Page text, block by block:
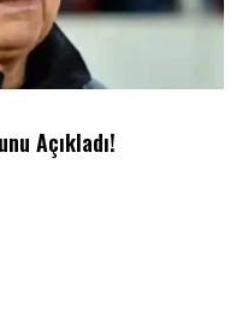
Açıkladı!